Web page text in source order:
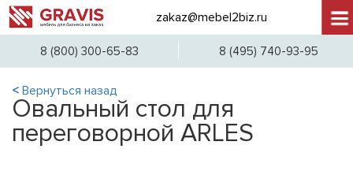
+7
zakaz@mebel2biz.ru
8 (800) 300-65-83 8 (495) 740-93-95
< Вернуться назад
Овальный стол для
переговорной ARLES